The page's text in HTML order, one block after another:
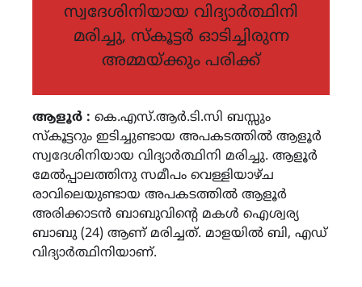
സ്വദേശിനിയായ വിദ്യാർത്ഥിനി
മരിച്ചു, സ്കൂട്ടർ ഓടിച്ചിരുന്ന
അമ്മയ്ക്കും പരിക്ക്
ആളൂർ : കെ.എസ്.ആർ.ടി.സി ബസ്സും
സ്കൂട്ടറും ഇടിച്ചുണ്ടായ അപകടത്തിൽ ആളൂർ
സ്വദേശിനിയായ വിദ്യാർത്ഥിനി മരിച്ചു. ആളൂർ
മേൽപ്പാലത്തിനു സമീപം വെള്ളിയാഴ്ച
രാവിലെയുണ്ടായ അപകടത്തിൽ ആളൂർ
അരിക്കാടൻ ബാബുവിന്‍റെ മകൾ ഐശ്വര്യ
ബാബു (24) ആണ് മരിച്ചത്. മാളയിൽ ബി, എഡ്
വിദ്യാർത്ഥിനിയാണ്.